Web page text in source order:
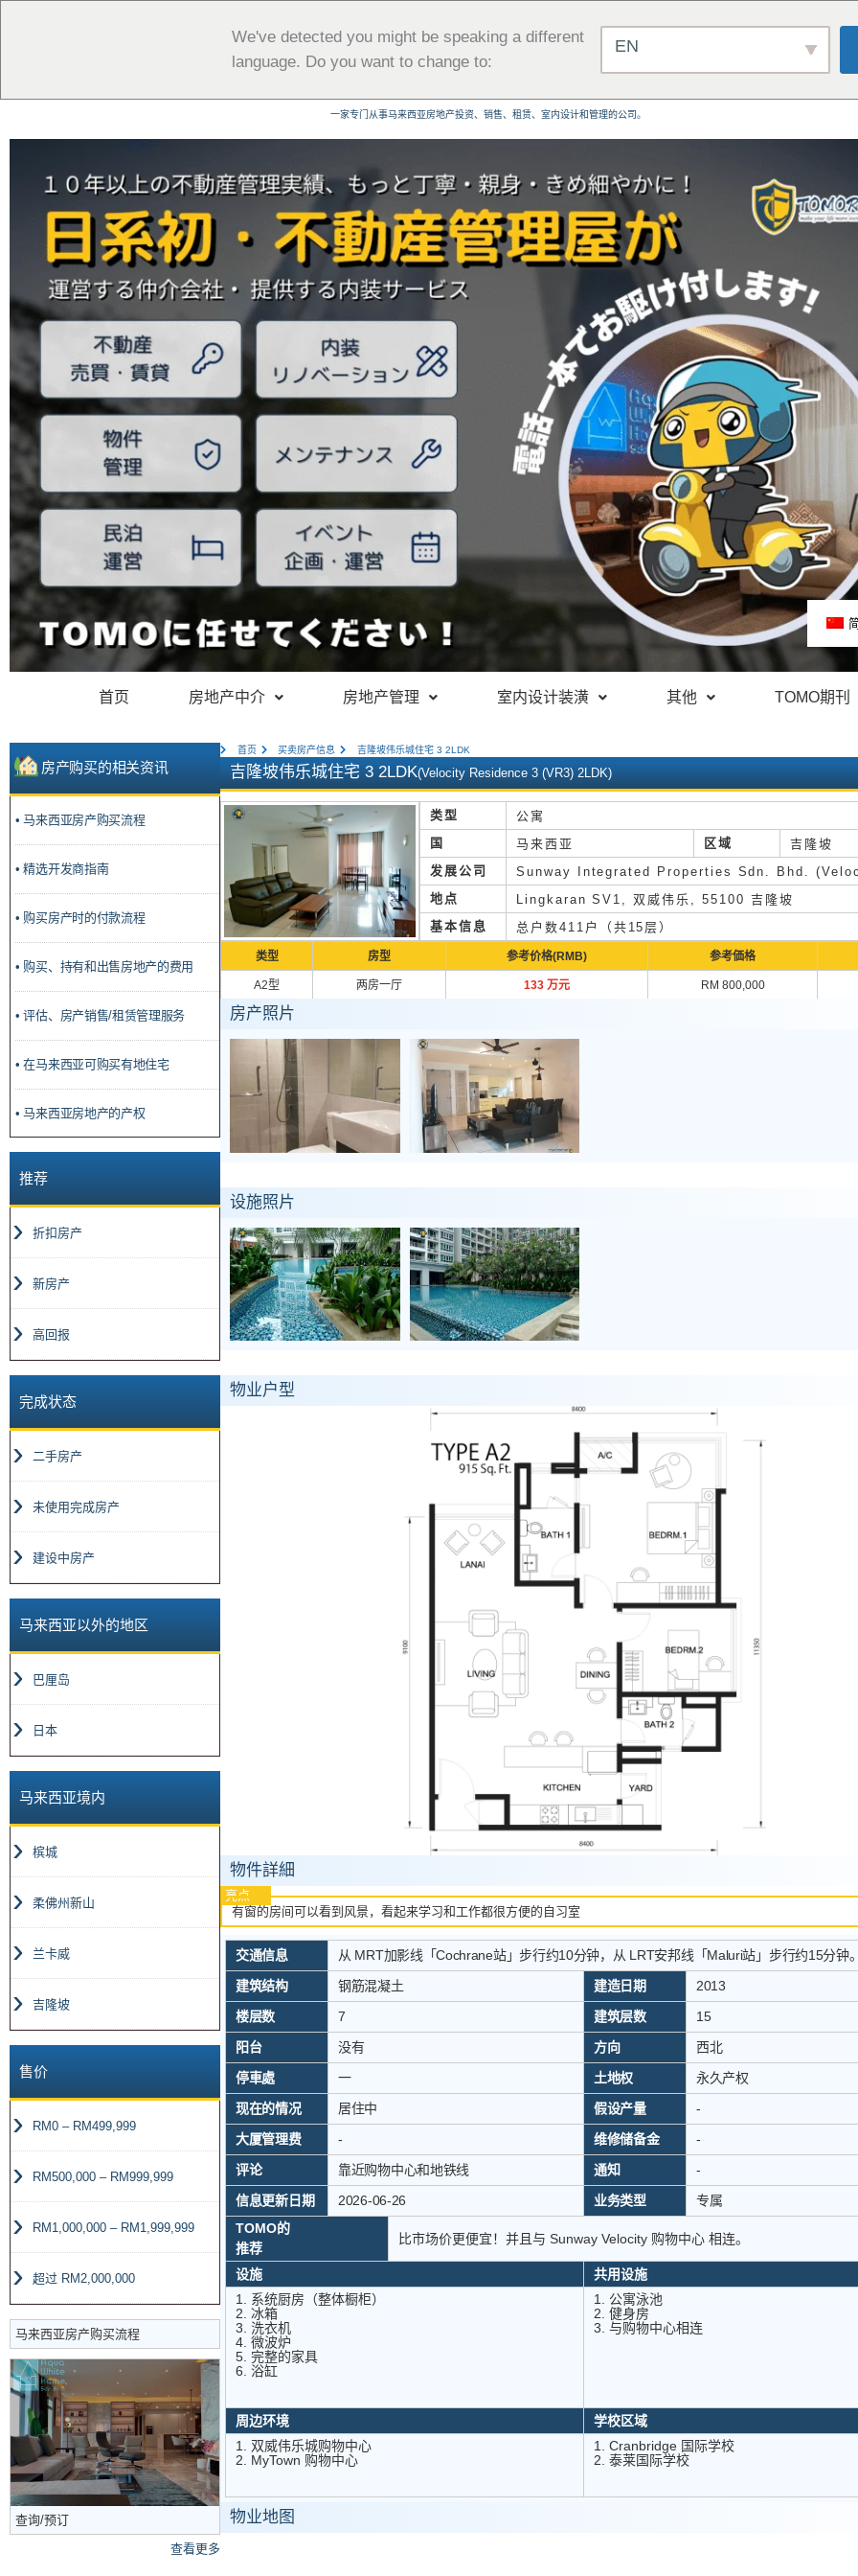
We've detected you might be speaking a different
language. Do you want to change to:
EN
一家专门从事马来西亚房地产投资、销售、租赁、室内设计和管理的公司。
首页 房地产中介 房地产管理 室内设计装潢 其他 TOMO期刊
房产购买的相关资讯
• 马来西亚房产购买流程
• 精选开发商指南
• 购买房产时的付款流程
• 购买、持有和出售房地产的费用
• 评估、房产销售/租赁管理服务
• 在马来西亚可购买有地住宅
• 马来西亚房地产的产权
推荐
折扣房产
新房产
高回报
完成状态
二手房产
未使用完成房产
建设中房产
马来西亚以外的地区
巴厘岛
日本
马来西亚境内
槟城
柔佛州新山
兰卡威
吉隆坡
售价
RM0 – RM499,999
RM500,000 – RM999,999
RM1,000,000 – RM1,999,999
超过 RM2,000,000
马来西亚房产购买流程
查询/预订
查看更多
首页 买卖房产信息 吉隆坡伟乐城住宅 3 2LDK
吉隆坡伟乐城住宅 3 2LDK(Velocity Residence 3 (VR3) 2LDK)
类型
公寓
国
马来西亚 区域
吉隆坡
发展公司
Sunway Integrated Properties Sdn. Bhd.
地点
Lingkaran SV1, 双威伟乐, 55100 吉隆坡
基本信息
总户数411户（共15层）
类型 房型 参考价格(RMB) 参考価格
A2型 两房一厅 133 万元 RM 800,000
房产照片
设施照片
物业户型
物件詳細
亮点
有窗的房间可以看到风景，看起来学习和工作都很方便的自习室
交通信息
从 MRT加影线「Cochrane站」步行约10分钟，从 LRT安邦线「Maluri站」步行约15分钟
建筑结构
钢筋混凝土 建造日期
2013
楼层数
7 建筑层数
15
阳台
没有 方向
西北
停車處
一 土地权
永久产权
现在的情况
居住中 假设产量
-
大厦管理费
- 维修储备金
-
评论
靠近购物中心和地铁线 通知
-
信息更新日期
2026-06-26 业务类型
专属
TOMO的
推荐
比市场价更便宜！并且与 Sunway Velocity 购物中心 相连。
设施
共用设施
1. 系统厨房（整体橱柜）
2. 冰箱
3. 洗衣机
4. 微波炉
5. 完整的家具
6. 浴缸
1. 公寓泳池
2. 健身房
3. 与购物中心相连
周边环境
学校区域
1. 双威伟乐城购物中心
2. MyTown 购物中心
1. Cranbridge 国际学校
2. 泰莱国际学校
物业地图